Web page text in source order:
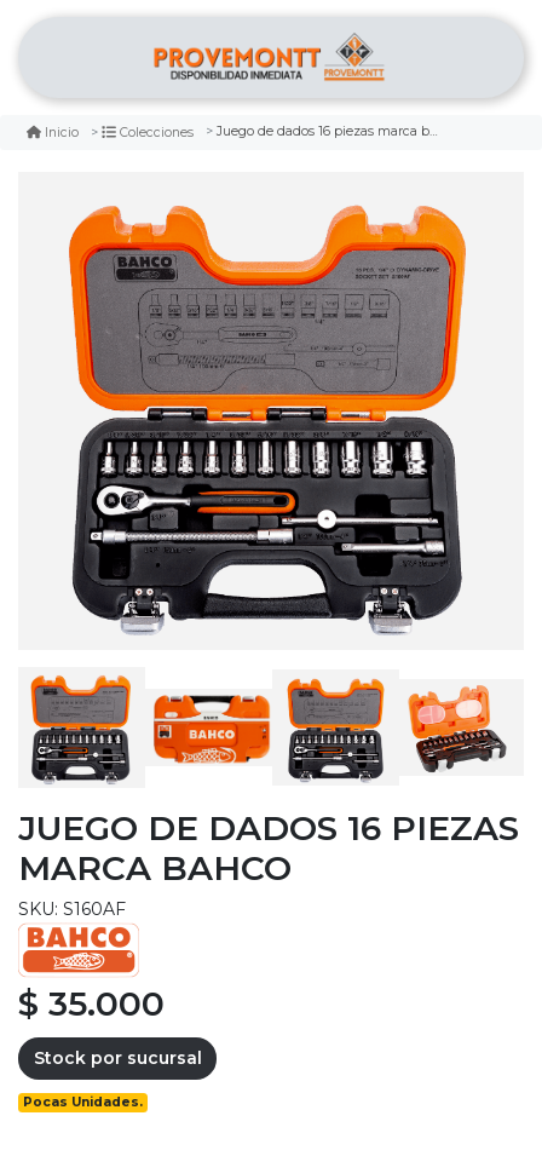
Inicio Colecciones Juego de dados 16 piezas marca bahco
JUEGO DE DADOS 16 PIEZAS
MARCA BAHCO
SKU: S160AF
$ 35.000
Stock por sucursal
Pocas Unidades.